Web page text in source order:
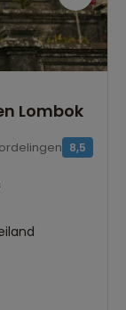
Lombok
8,5